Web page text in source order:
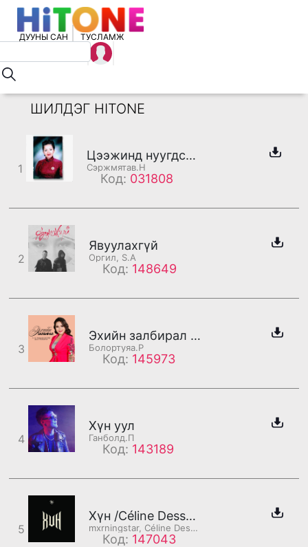
ДУУНЫ САН ТУСЛАМЖ
ШИЛДЭГ HITONE
1
Цээжинд нуугдсан амраг
Сэржмятав.Н
Код: 031808
2
Явуулахгүй
Оргил, S.A
Код: 148649
3
Эхийн залбирал /бадаг/
Болортуяа.Р
Код: 145973
4
Хүн уул
Ганболд.П
Код: 143189
5
Хүн /Céline Dessberg хэсэг/
mxrningstar, Céline Dessberg
Код: 147043